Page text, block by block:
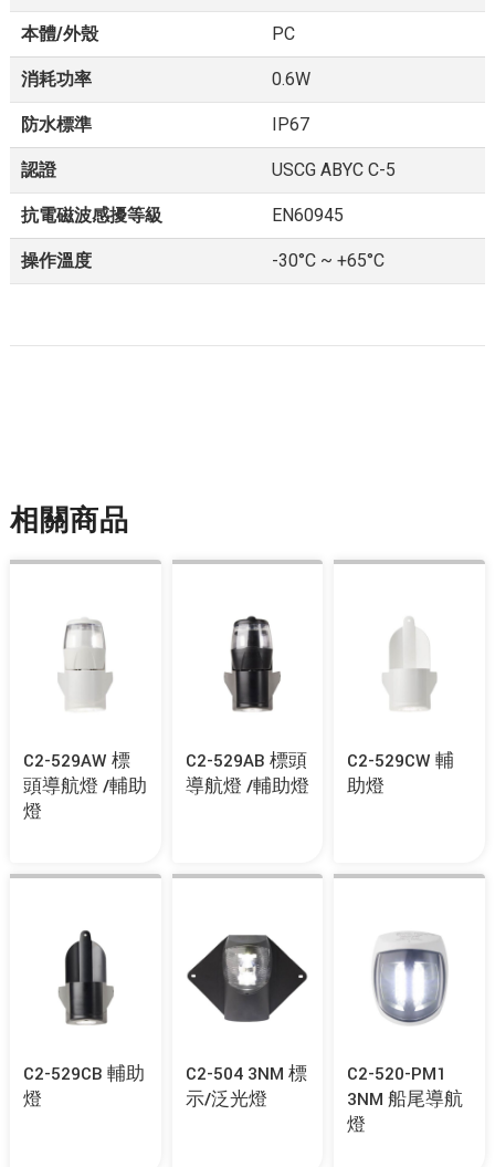
本體/外殼 PC
消耗功率 0.6W
防水標準 IP67
認證 USCG ABYC C-5
抗電磁波感擾等級 EN60945
操作溫度 -30°C ~ +65°C
相關商品
C2-529AW 標
頭導航燈 /輔助
燈
C2-529AB 標頭
導航燈 /輔助燈
C2-529CW 輔
助燈
C2-529CB 輔助
燈
C2-504 3NM 標
示/泛光燈
C2-520-PM1
3NM 船尾導航
燈